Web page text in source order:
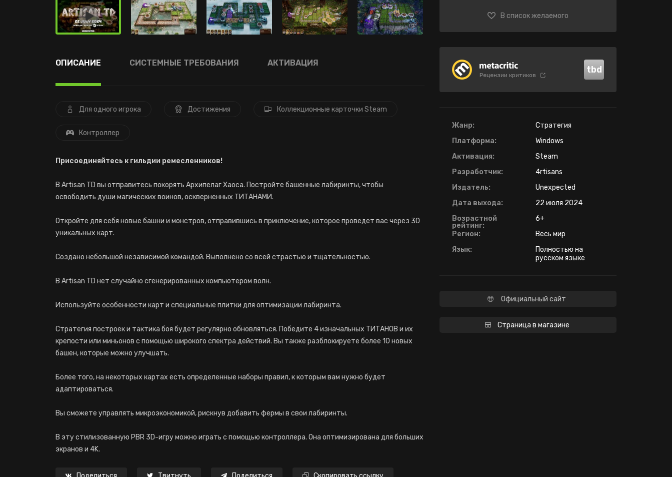
ОПИСАНИЕ СИСТЕМНЫЕ ТРЕБОВАНИЯ АКТИВАЦИЯ
Для одного игрока Достижения Коллекционные карточки Steam
Контроллер
Присоединяйтесь к гильдии ремесленников!
В Artisan TD вы отправитесь покорять Архипелаг Хаоса. Постройте башенные лабиринты, чтобы
освободить души магических воинов, оскверненных ТИТАНАМИ.
Откройте для себя новые башни и монстров, отправившись в приключение, которое проведет вас через 30
уникальных карт.
Создано небольшой независимой командой. Выполнено со всей страстью и тщательностью.
В Artisan TD нет случайно сгенерированных компьютером волн.
Используйте особенности карт и специальные плитки для оптимизации лабиринта.
Стратегия построек и тактика боя будет регулярно обновляться. Победите 4 изначальных ТИТАНОВ и их
крепости или миньонов с помощью широкого спектра действий. Вы также разблокируете более 10 новых
башен, которые можно улучшать.
Более того, на некоторых картах есть определенные наборы правил, к которым вам нужно будет
адаптироваться.
Вы сможете управлять микроэкономикой, рискнув добавить фермы в свои лабиринты.
В эту стилизованную PBR 3D-игру можно играть с помощью контроллера. Она оптимизирована для больших
экранов и 4K.
В список желаемого
Рецензии критиков tbd
Жанр:
Стратегия
Платформа:
Windows
Активация:
Steam
Разработчик:
4rtisans
Издатель:
Unexpected
Дата выхода:
22 июля 2024
Возрастной
рейтинг:
6+
Регион:
Весь мир
Язык:
Полностью на
русском языке
Официальный сайт
Страница в магазине